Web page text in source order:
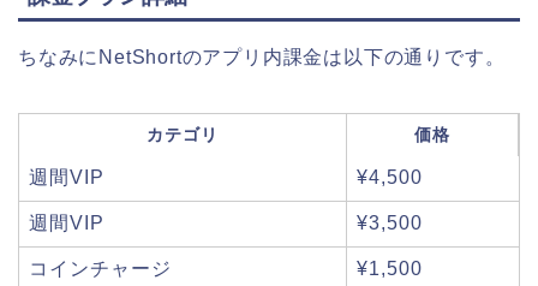
ちなみにNetShortのアプリ内課金は以下の通りです。
カテゴリ 価格
週間VIP ¥4,500
週間VIP ¥3,500
コインチャージ ¥1,500